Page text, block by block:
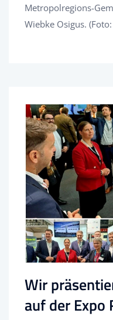
Metropolregions-
Wiebke Osigus.
Wir
auf der Expo